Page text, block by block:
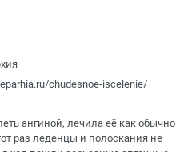
chudesnoe-iscelenie/
ангиной, лечила её как обычно
раз леденцы и полоскания не